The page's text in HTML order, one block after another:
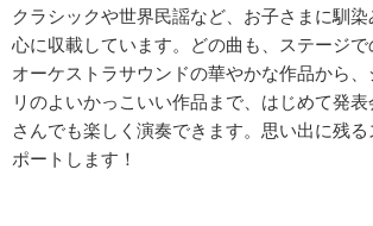
クラシックや世界民謡など、お子さまに馴
心に収載しています。どの曲も、ステージで
オーケストラサウンドの華やかな作品から、
リのよいかっこいい作品まで、はじめて発
さんでも楽しく演奏できます。思い出に残
ポートします！